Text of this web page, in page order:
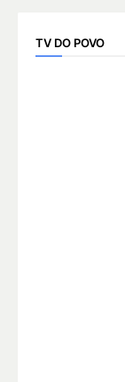
TV DO POVO